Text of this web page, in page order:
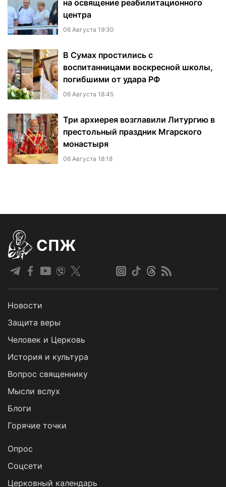
на освящение реабилитационного
центра
06 Августа 19:30
В Сумах простились с
воспитанницами воскресной школы,
погибшими от удара РФ
06 Августа 18:45
Три архиерея возглавили Литургию в
престольный праздник Мгарского
монастыря
06 Августа 18:18
СПЖ
Новости
Защита веры
Человек и Церковь
История и культура
Вопрос священнику
Мысли вслух
Блоги
Горячие точки
Опрос
Cоцсети
Церковный календарь